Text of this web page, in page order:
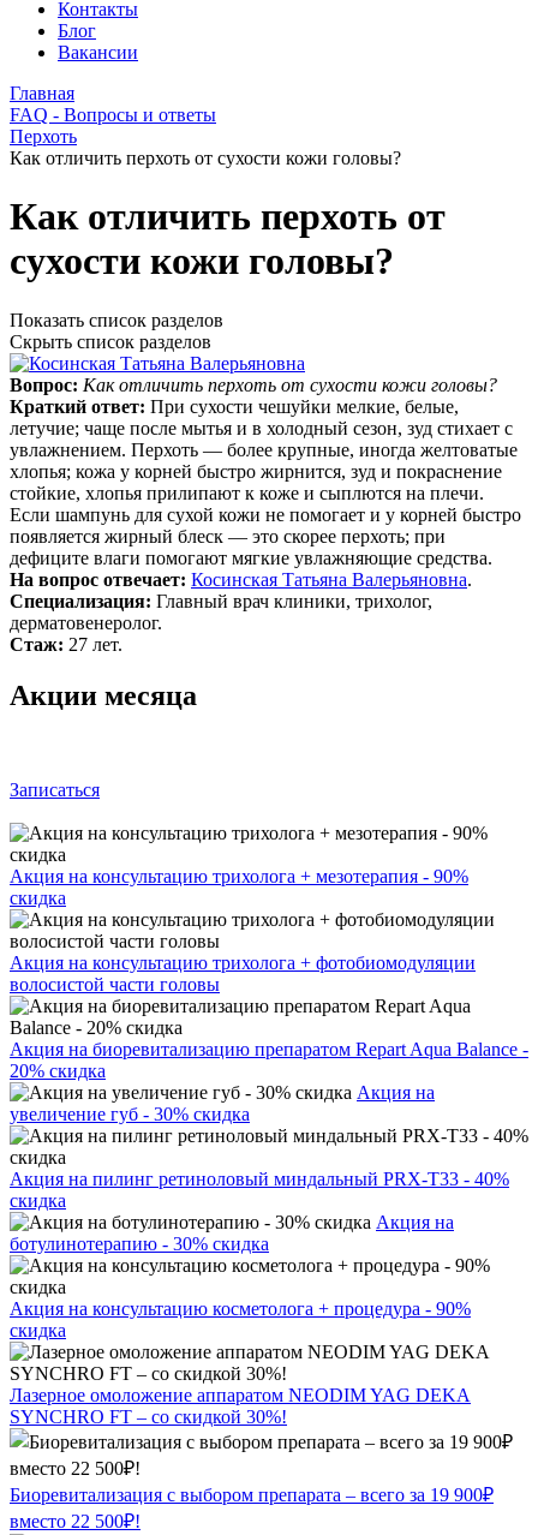
Контакты
Блог
Вакансии
Главная
FAQ - Вопросы и ответы
Перхоть
Как отличить перхоть от сухости кожи головы?
Как отличить перхоть от
сухости кожи головы?
Показать список разделов
Скрыть список разделов
Вопрос: Как отличить перхоть от сухости кожи головы?
Краткий ответ: При сухости чешуйки мелкие, белые,
летучие; чаще после мытья и в холодный сезон, зуд стихает с
увлажнением. Перхоть — более крупные, иногда желтоватые
хлопья; кожа у корней быстро жирнится, зуд и покраснение
стойкие, хлопья прилипают к коже и сыплются на плечи.
Если шампунь для сухой кожи не помогает и у корней быстро
появляется жирный блеск — это скорее перхоть; при
дефиците влаги помогают мягкие увлажняющие средства.
На вопрос отвечает: Косинская Татьяна Валерьяновна.
Специализация: Главный врач клиники, трихолог,
дерматовенеролог.
Стаж: 27 лет.
Акции месяца
Записаться
Акция на консультацию трихолога + мезотерапия - 90%
скидка
Акция на консультацию трихолога + фотобиомодуляции
волосистой части головы
Акция на биоревитализацию препаратом Repart Aqua Balance -
20% скидка
Акция на
увеличение губ - 30% скидка
Акция на пилинг ретиноловый миндальный PRX-T33 - 40%
скидка
Акция на
ботулинотерапию - 30% скидка
Акция на консультацию косметолога + процедура - 90%
скидка
Лазерное омоложение аппаратом NEODIM YAG DEKA
SYNCHRO FT – со скидкой 30%!
Биоревитализация с выбором препарата – всего за 19 900₽
вместо 22 500₽!